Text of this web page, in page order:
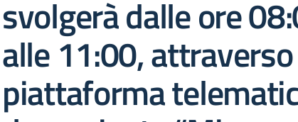
svolgerà dalle ore
alle 11:00,
piattaforma